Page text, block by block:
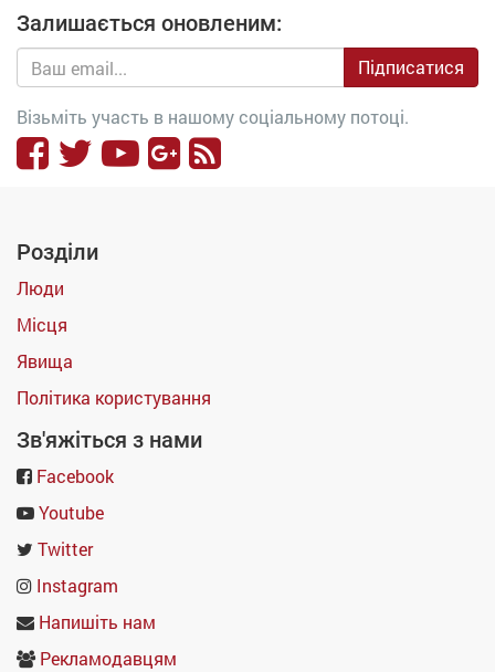
Залишається оновленим:
Підписатися
Візьміть участь в нашому соціальному потоці.
Розділи
Люди
Місця
Явища
Політика користування
Зв'яжіться з нами
Facebook
Youtube
Twitter
Instagram
Напишіть нам
Рекламодавцям